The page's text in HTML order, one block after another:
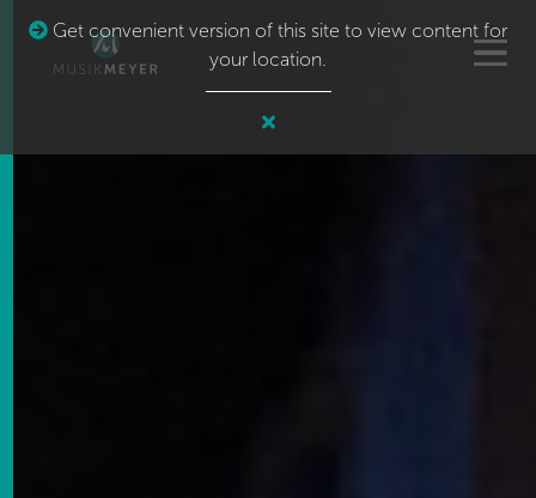
Get convenient version of this site to view content for
your location.